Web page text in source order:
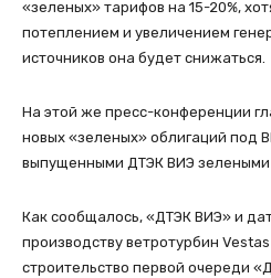
«зеленых» тарифов на 15-20%,
потеплением и увеличением
источников она будет снижаться.
На этой же пресс-конференции
новых «зеленых» облигаций под
выпущенными ДТЭК ВИЭ зелеными
Как сообщалось, «ДТЭК ВИЭ» и
производству ветротурбин
строительство первой очереди